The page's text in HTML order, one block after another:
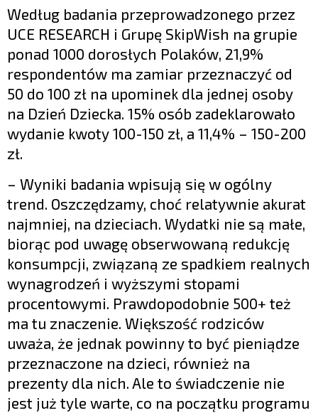
Według badania przeprowadzonego przez
UCE RESEARCH i Grupę SkipWish na grupie
ponad 1000 dorosłych Polaków, 21,9%
respondentów ma zamiar przeznaczyć od
50 do 100 zł na upominek dla jednej osoby
na Dzień Dziecka. 15% osób zadeklarowało
wydanie kwoty 100-150 zł, a 11,4% – 150-200
zł.
– Wyniki badania wpisują się w ogólny
trend. Oszczędzamy, choć relatywnie akurat
najmniej, na dzieciach. Wydatki nie są małe,
biorąc pod uwagę obserwowaną redukcję
konsumpcji, związaną ze spadkiem realnych
wynagrodzeń i wyższymi stopami
procentowymi. Prawdopodobnie 500+ też
ma tu znaczenie. Większość rodziców
uważa, że jednak powinny to być pieniądze
przeznaczone na dzieci, również na
prezenty dla nich. Ale to świadczenie nie
jest już tyle warte, co na początku programu